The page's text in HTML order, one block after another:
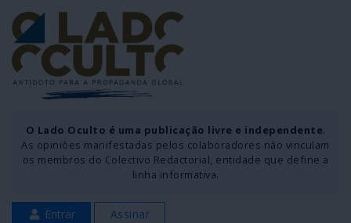
O Lado Oculto é uma publicação livre e independente.
As opiniões manifestadas pelos colaboradores não vinculam
os membros do Colectivo Redactorial, entidade que define a
linha informativa.
Entrar Assinar